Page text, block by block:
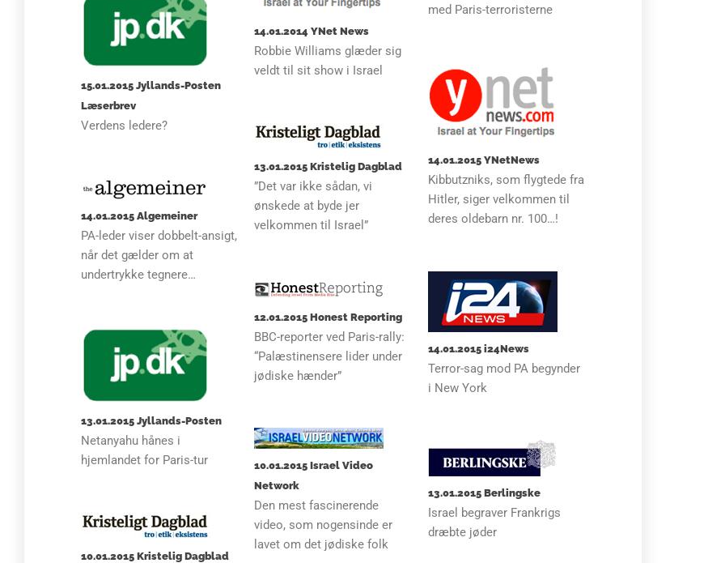
15.01.2015 Jyllands-Posten
Læserbrev
Verdens ledere?
14.01.2015 Algemeiner
PA-leder viser dobbelt-ansigt,
når det gælder om at
undertrykke tegnere…
13.01.2015 Jyllands-Posten
Netanyahu hånes i
hjemlandet for Paris-tur
10.01.2015 Kristelig Dagblad
14.01.2014 YNet News
Robbie Williams glæder sig
veldt til sit show i Israel
13.01.2015 Kristelig Dagblad
”Det var ikke sådan, vi
ønskede at byde jer
velkommen til Israel”
12.01.2015 Honest Reporting
BBC-reporter ved Paris-rally:
“Palæstinensere lider under
jødiske hænder”
10.01.2015 Israel Video
Network
Den mest fascinerende
video, som nogensinde er
lavet om det jødiske folk
med Paris-terroristerne
14.01.2015 YNetNews
Kibbutzniks, som flygtede fra
Hitler, siger velkommen til
deres oldebarn nr. 100…!
14.01.2015 i24News
Terror-sag mod PA begynder
i New York
13.01.2015 Berlingske
Israel begraver Frankrigs
dræbte jøder